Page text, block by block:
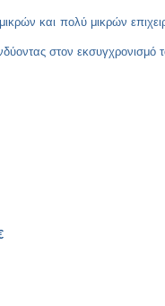
και πολύ μικρών
στον